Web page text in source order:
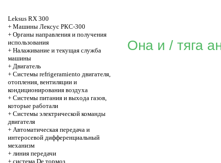
Leksus RX 300
+ Машины Лексус РКС-300
+ Органы направления и получения
использования
+ Налаживание и текущая служба
машины
+ Двигатель
+ Системы refrigeramiento двигателя,
отопления, вентиляции и
кондиционирования воздуха
+ Системы питания и выхода газов,
которые работали
+ Системы электрической команды
двигателя
+ Автоматическая передача и
интеросевой дифференциальный
механизм
+ линия передачи
+ система De тормоз
Она и / тяга